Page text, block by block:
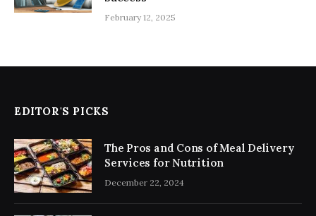
February 12, 2025
EDITOR'S PICKS
The Pros and Cons of Meal Delivery
Services for Nutrition
December 22, 2024